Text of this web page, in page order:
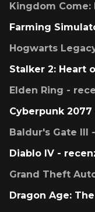
Kingdom Come:
Farming
Hogwarts
Stalker 2: Heart
Elden Ring -
Cyberpunk
Baldur's Gate III
Diablo IV -
Grand Theft
Dragon Age: